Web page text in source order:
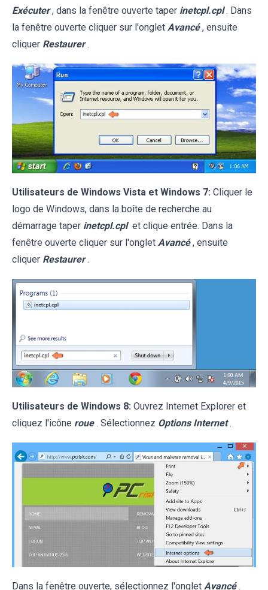
Exécuter , dans la fenêtre ouverte taper inetcpl.cpl . Dans
la fenêtre ouverte cliquer sur l'onglet Avancé , ensuite
cliquer Restaurer .
Utilisateurs de Windows Vista et Windows 7: Cliquer le
logo de Windows, dans la boîte de recherche au
démarrage taper inetcpl.cpl et clique entrée. Dans la
fenêtre ouverte cliquer sur l'onglet Avancé , ensuite
cliquer Restaurer .
Utilisateurs de Windows 8: Ouvrez Internet Explorer et
cliquez l'icône roue . Sélectionnez Options Internet .
Dans la fenêtre ouverte, sélectionnez l'onglet Avancé .